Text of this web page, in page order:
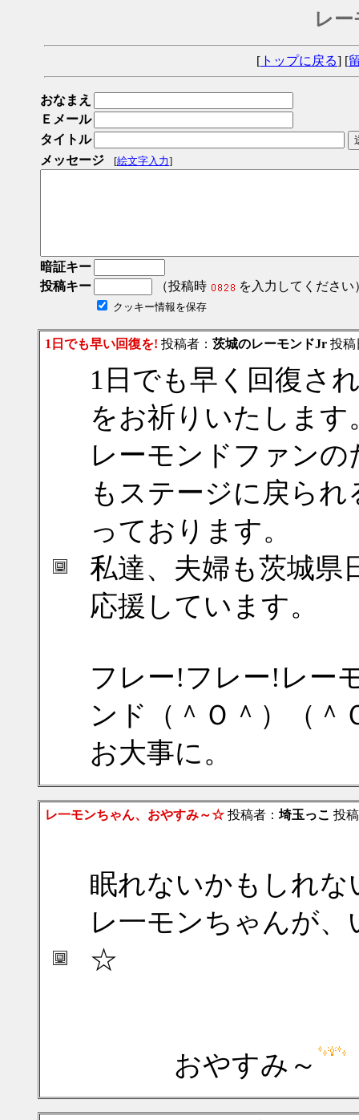
レ
[ トップに戻る] [
おなまえ
Ｅメール
タイトル
メッセージ
[絵文字入力]
暗証キー
投稿キー
（投稿時 を入力してください
クッキー情報を保存
1日でも早い回復を! 投稿者： 茨城のレーモンドJr 投稿
1日でも早く回復さ
をお祈りいたします
レーモンドファン
もステージに戻ら
っております。
私達、夫婦も茨城県
応援しています。
フレー!フレー!レー
ンド（＾Ｏ＾）（＾
お大事に。
レ一モンちゃん、おやすみ～☆ 投稿者： 埼玉っこ 投
眠れないかもしれ
レ一モンちゃんが
☆
おやすみ～